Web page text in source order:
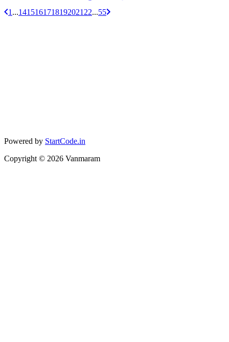
1 ...1415161718192021 22...55
Powered by StartCode.in
Copyright © 2026 Vanmaram